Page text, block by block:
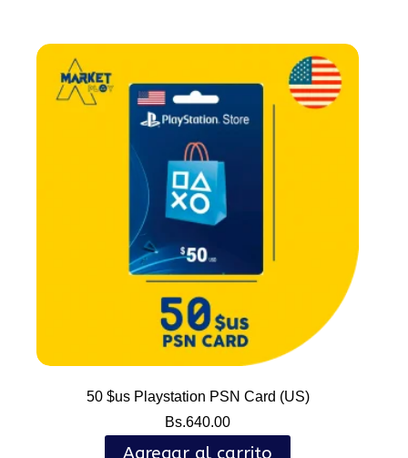
50 $us Playstation PSN Card (US)
Bs.640.00
Agregar al carrito